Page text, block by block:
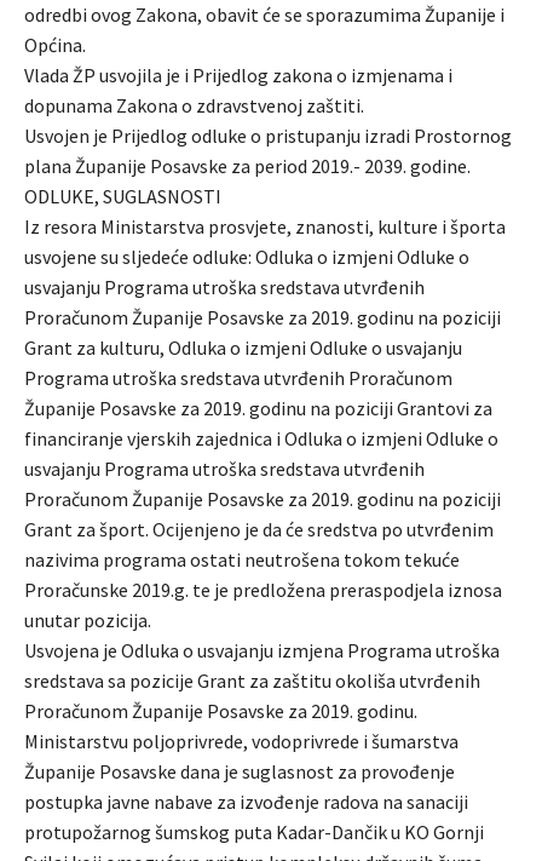
odredbi ovog Zakona, obavit će se sporazumima Županije i
Općina.
Vlada ŽP usvojila je i Prijedlog zakona o izmjenama i
dopunama Zakona o zdravstvenoj zaštiti.
Usvojen je Prijedlog odluke o pristupanju izradi Prostornog
plana Županije Posavske za period 2019.- 2039. godine.
ODLUKE, SUGLASNOSTI
Iz resora Ministarstva prosvjete, znanosti, kulture i športa
usvojene su sljedeće odluke: Odluka o izmjeni Odluke o
usvajanju Programa utroška sredstava utvrđenih
Proračunom Županije Posavske za 2019. godinu na poziciji
Grant za kulturu, Odluka o izmjeni Odluke o usvajanju
Programa utroška sredstava utvrđenih Proračunom
Županije Posavske za 2019. godinu na poziciji Grantovi za
financiranje vjerskih zajednica i Odluka o izmjeni Odluke o
usvajanju Programa utroška sredstava utvrđenih
Proračunom Županije Posavske za 2019. godinu na poziciji
Grant za šport. Ocijenjeno je da će sredstva po utvrđenim
nazivima programa ostati neutrošena tokom tekuće
Proračunske 2019.g. te je predložena preraspodjela iznosa
unutar pozicija.
Usvojena je Odluka o usvajanju izmjena Programa utroška
sredstava sa pozicije Grant za zaštitu okoliša utvrđenih
Proračunom Županije Posavske za 2019. godinu.
Ministarstvu poljoprivrede, vodoprivrede i šumarstva
Županije Posavske dana je suglasnost za provođenje
postupka javne nabave za izvođenje radova na sanaciji
protupožarnog šumskog puta Kadar-Dančik u KO Gornji